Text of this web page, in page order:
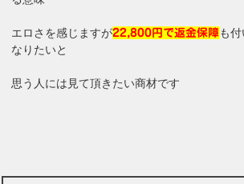
エロさを感じますが22,800円で返金保障も
なりたいと
思う人には見て頂きたい商材です